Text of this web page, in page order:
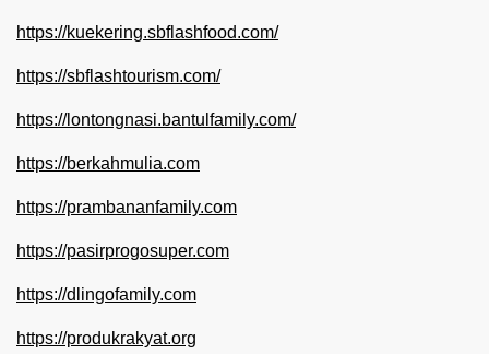
https://kuekering.sbflashfood.com/
https://sbflashtourism.com/
https://lontongnasi.bantulfamily.com/
https://berkahmulia.com
https://prambananfamily.com
https://pasirprogosuper.com
https://dlingofamily.com
https://produkrakyat.org